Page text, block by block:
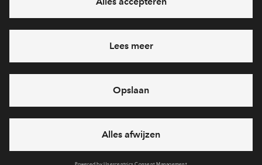
eventuele projecten
71 22 971
6 dagen per week beschikbaar (behalve tijdens